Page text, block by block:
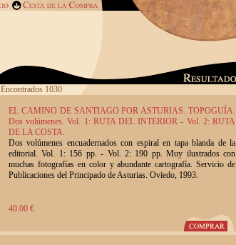
Encontrados 1030
EL CAMINO DE SANTIAGO POR ASTURIAS. TOPOGUÍA.
Dos volúmenes. Vol. 1: RUTA DEL INTERIOR - Vol. 2: RUTA
DE LA COSTA.
Dos volúmenes encuadernados con espiral en tapa blanda de la
editorial. Vol. 1: 156 pp. - Vol. 2: 190 pp. Muy ilustrados con
muchas fotografías en color y abundante cartografía. Servicio de
Publicaciones del Principado de Asturias. Oviedo, 1993.
40.00 €